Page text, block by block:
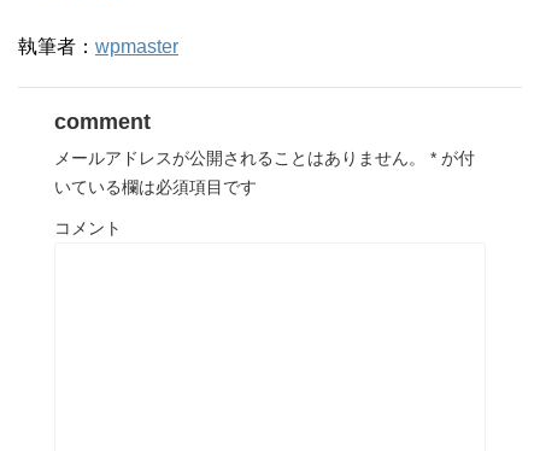
執筆者： wpmaster
comment
メールアドレスが公開されることはありません。 * が付
いている欄は必須項目です
コメント